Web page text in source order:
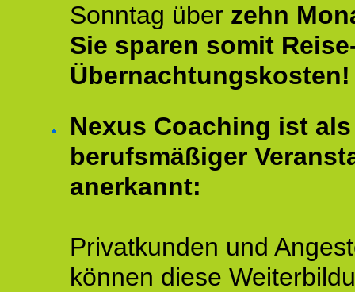
Sonntag über zehn
Sie sparen somit
Übernachtungskosten!
Nexus Coaching ist als
berufsmäßiger
anerkannt:
Privatkunden und
können diese